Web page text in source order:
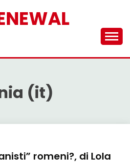
(it)
romeni?, di Lola